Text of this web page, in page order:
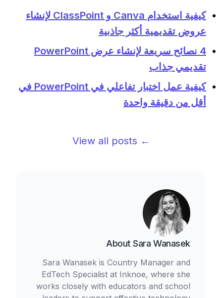
كيفية استخدام Canva و ClassPoint لإنشاء
عروض تقديمية أكثر جاذبية
4 نصائح سريعة لإنشاء عرض PowerPoint
تقديمي جذاب
كيفية عمل اختبار تفاعلي في PowerPoint في
أقل من دقيقة واحدة
← View all posts
About Sara Wanasek
Sara Wanasek is Country Manager and
EdTech Specialist at Inknoe, where she
works closely with educators and school